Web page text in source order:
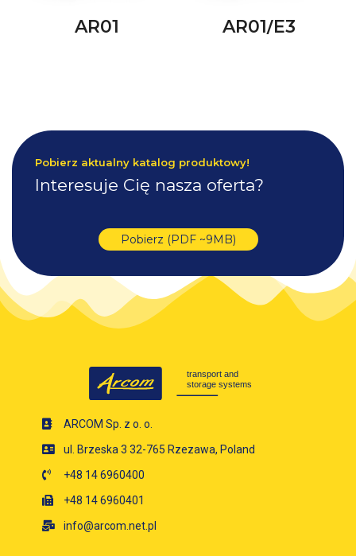
AR01 AR01/E3
Pobierz aktualny katalog produktowy!
Interesuje Cię nasza oferta?
Pobierz (PDF ~9MB)
ARCOM Sp. z o. o.
ul. Brzeska 3 32-765 Rzezawa, Poland
+48 14 6960400
+48 14 6960401
info@arcom.net.pl